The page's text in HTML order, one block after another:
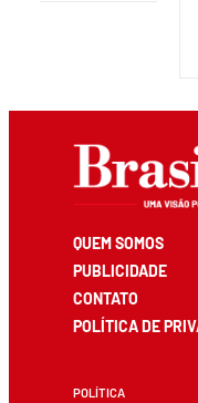
QUEM SOMOS
PUBLICIDADE
CONTATO
POLÍTICA DE
POLÍTICA